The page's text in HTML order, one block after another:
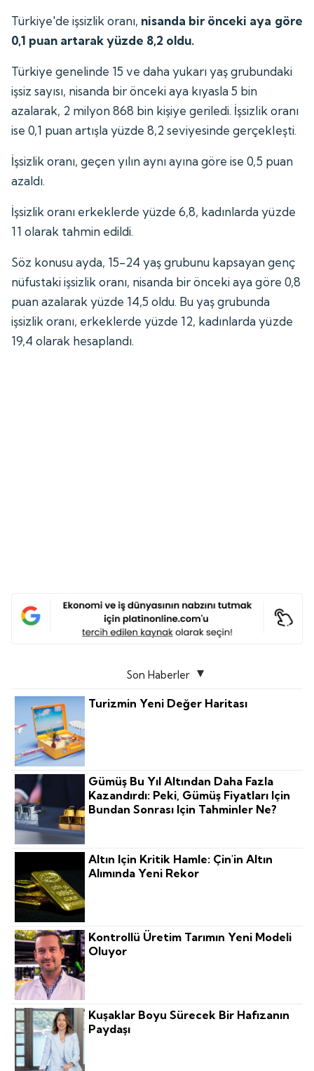
Türkiye'de işsizlik oranı, nisanda bir önceki aya göre
0,1 puan artarak yüzde 8,2 oldu.
Türkiye genelinde 15 ve daha yukarı yaş grubundaki
işsiz sayısı, nisanda bir önceki aya kıyasla 5 bin
azalarak, 2 milyon 868 bin kişiye geriledi. İşsizlik oranı
ise 0,1 puan artışla yüzde 8,2 seviyesinde gerçekleşti.
İşsizlik oranı, geçen yılın aynı ayına göre ise 0,5 puan
azaldı.
İşsizlik oranı erkeklerde yüzde 6,8, kadınlarda yüzde
11 olarak tahmin edildi.
Söz konusu ayda, 15-24 yaş grubunu kapsayan genç
nüfustaki işsizlik oranı, nisanda bir önceki aya göre 0,8
puan azalarak yüzde 14,5 oldu. Bu yaş grubunda
işsizlik oranı, erkeklerde yüzde 12, kadınlarda yüzde
19,4 olarak hesaplandı.
Son Haberler
Turizmin Yeni Değer Haritası
Gümüş Bu Yıl Altından Daha Fazla
Kazandırdı: Peki, Gümüş Fiyatları Için
Bundan Sonrası Için Tahminler Ne?
Altın Için Kritik Hamle: Çin'in Altın
Alımında Yeni Rekor
Kontrollü Üretim Tarımın Yeni Modeli
Oluyor
Kuşaklar Boyu Sürecek Bir Hafızanın
Paydaşı